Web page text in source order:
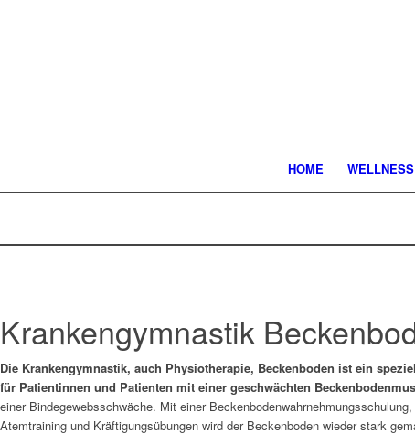
HOME WELLNESS
Krankengymnastik
Die Krankengymnastik, auch Physiotherapie, Beckenboden ist ein
für Patientinnen und Patienten mit einer geschwächten
einer Bindegewebsschwäche. Mit einer
Atemtraining und Kräftigungsübungen wird der Beckenboden wieder stark